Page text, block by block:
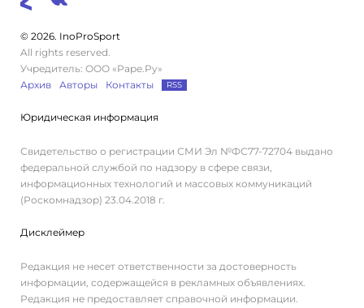
© 2026. InoProSport
All rights reserved.
Учредитель: ООО «Раре.Ру»
Архив
Авторы Контакты RSS
Юридическая информация
Свидетельство о регистрации СМИ Эл №ФС77-72704 выдано
федеральной службой по надзору в сфере связи,
информационных технологий и массовых коммуникаций
(Роскомнадзор) 23.04.2018 г.
Дисклеймер
Редакция не несет ответственности за достоверность
информации, содержащейся в рекламных объявлениях.
Редакция не предоставляет справочной информации.